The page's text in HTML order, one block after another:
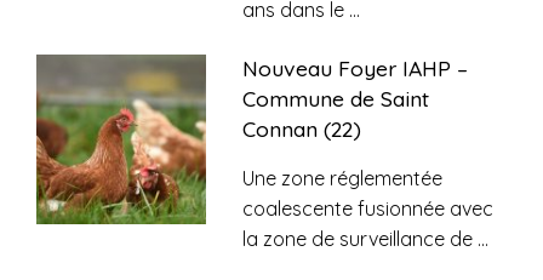
ans dans le ...
Nouveau Foyer IAHP –
Commune de Saint
Connan (22)
Une zone réglementée
coalescente fusionnée avec
la zone de surveillance de ...